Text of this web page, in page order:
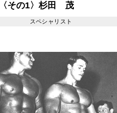
その1〉杉田 茂
スペシャリスト